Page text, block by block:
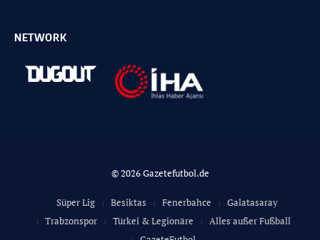
NETWORK
© 2026 Gazetefutbol.de
Süper Lig Besiktas Fenerbahce
Galatasaray
Trabzonspor
Türkei & Legionäre
Alles außer Fußball